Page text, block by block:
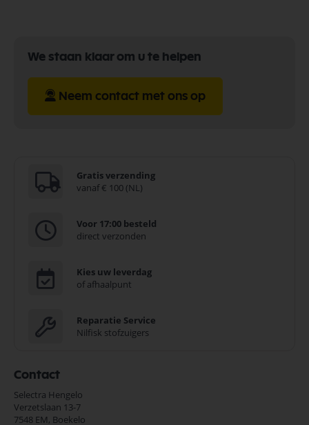
We staan klaar om u te helpen
Neem contact met ons op
Gratis verzending
vanaf € 100 (NL)
Voor 17:00 besteld
direct verzonden
Kies uw leverdag
of afhaalpunt
Reparatie Service
Nilfisk stofzuigers
Contact
Selectra Hengelo
Verzetslaan 13-7
7548 EM, Boekelo